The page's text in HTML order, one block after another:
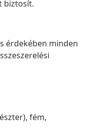
biztosít.
érdekében minden
fém,